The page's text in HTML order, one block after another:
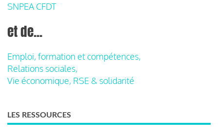
SNPEA CFDT
et de...
Emploi, formation et compétences,
Relations sociales,
Vie économique, RSE & solidarité
LES RESSOURCES